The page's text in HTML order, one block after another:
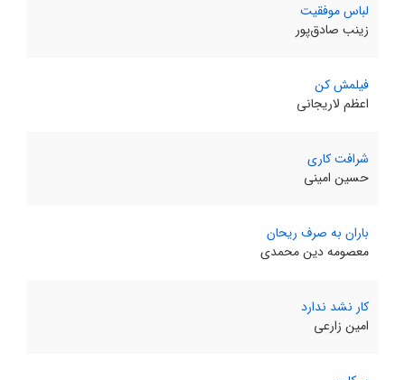
لباس موفقیت
زینب صادق‌پور
فیلمش کن
اعظم لاریجانی
شرافت کاری
حسین امینی
باران به صرف ریحان
معصومه دین محمدی
کار نشد ندارد
امین زارعی